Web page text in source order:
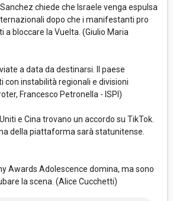
chiede che Israele venga espulsa
dopo che i manifestanti pro
a bloccare la Vuelta. (Giulio Maria
a data da destinarsi. Il paese
con instabilità regionali e divisioni
Francesco Petronella - ISPI)
e Cina trovano un accordo su TikTok.
della piattaforma sarà statunitense.
Awards Adolescence domina, ma sono
la scena. (Alice Cucchetti)